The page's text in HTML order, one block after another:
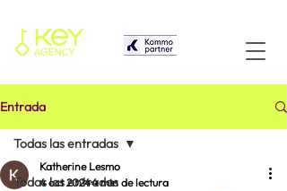
Entrada
Todas las entradas
Todas las entradas
Katherine Lesmo
4 oct 20244 min de lectura